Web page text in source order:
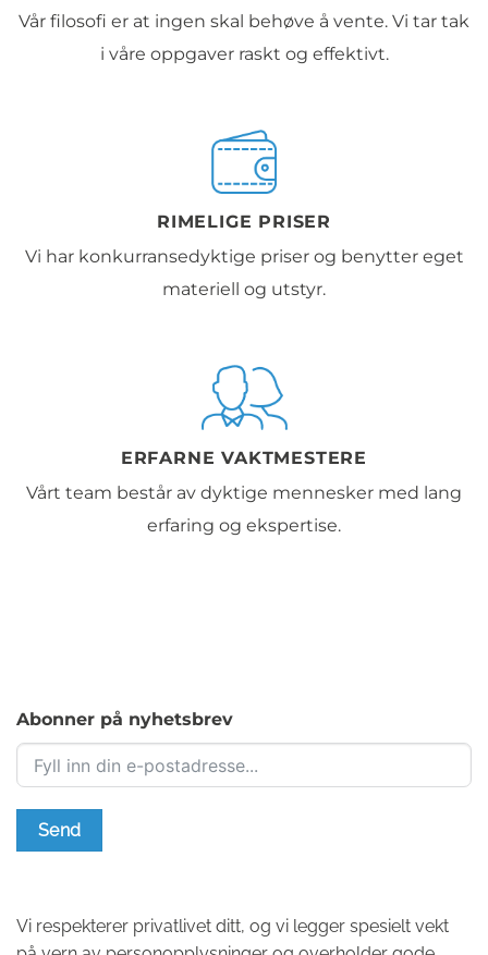
Vår filosofi er at ingen skal behøve å vente. Vi tar tak
i våre oppgaver raskt og effektivt.
RIMELIGE PRISER
Vi har konkurransedyktige priser og benytter eget
materiell og utstyr.
ERFARNE VAKTMESTERE
Vårt team består av dyktige mennesker med lang
erfaring og ekspertise.
Abonner på nyhetsbrev
Send
Vi respekterer privatlivet ditt, og vi legger spesielt vekt